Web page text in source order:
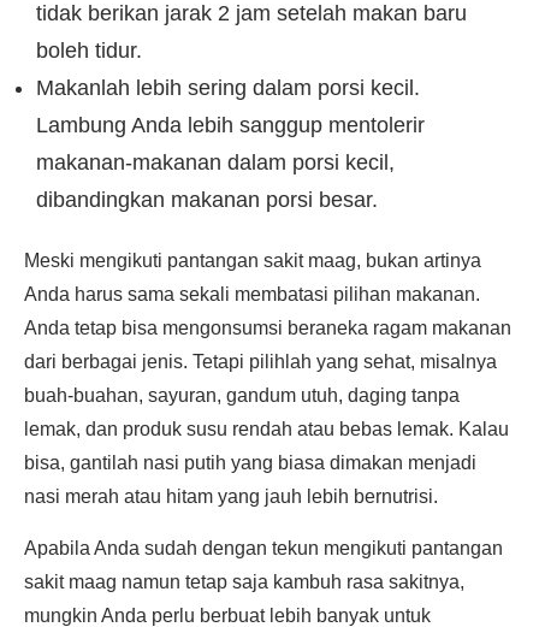
tidak berikan jarak 2 jam setelah makan baru
boleh tidur.
Makanlah lebih sering dalam porsi kecil.
Lambung Anda lebih sanggup mentolerir
makanan-makanan dalam porsi kecil,
dibandingkan makanan porsi besar.
Meski mengikuti pantangan sakit maag, bukan artinya
Anda harus sama sekali membatasi pilihan makanan.
Anda tetap bisa mengonsumsi beraneka ragam makanan
dari berbagai jenis. Tetapi pilihlah yang sehat, misalnya
buah-buahan, sayuran, gandum utuh, daging tanpa
lemak, dan produk susu rendah atau bebas lemak. Kalau
bisa, gantilah nasi putih yang biasa dimakan menjadi
nasi merah atau hitam yang jauh lebih bernutrisi.
Apabila Anda sudah dengan tekun mengikuti pantangan
sakit maag namun tetap saja kambuh rasa sakitnya,
mungkin Anda perlu berbuat lebih banyak untuk